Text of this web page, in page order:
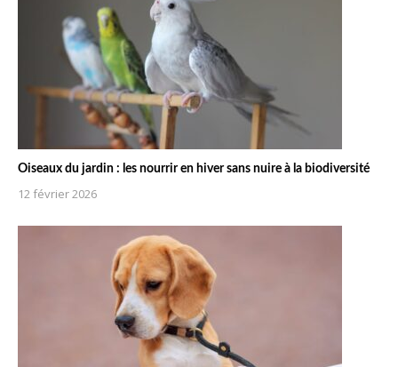
Oiseaux du jardin : les nourrir en hiver sans nuire à la biodiversité
12 février 2026